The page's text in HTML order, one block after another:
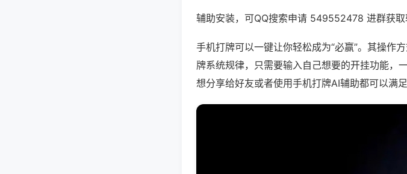
辅助安装，可QQ搜索申请 549552478 进群获取
手机打牌可以一键让你轻松成为“必赢”。其操作
牌系统规律，只需要输入自己想要的开挂功能，
想分享给好友或者使用手机打牌AI辅助都可以满足